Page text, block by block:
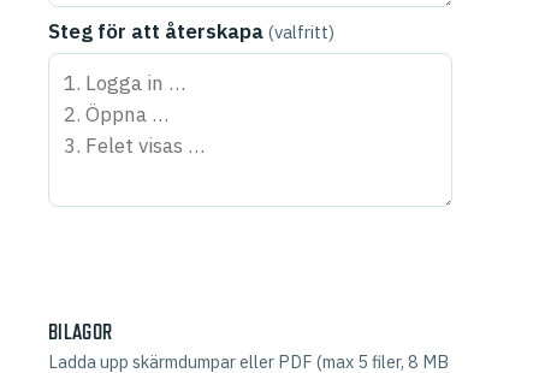
Steg för att återskapa (valfritt)
BILAGOR
Ladda upp skärmdumpar eller PDF (max 5 filer, 8 MB